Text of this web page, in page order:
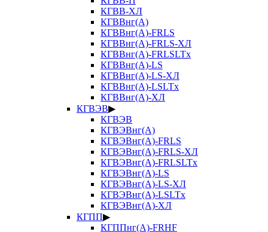
КГВВ-ХЛ
КГВВнг(А)
КГВВнг(А)-FRLS
КГВВнг(А)-FRLS-ХЛ
КГВВнг(А)-FRLSLTx
КГВВнг(А)-LS
КГВВнг(А)-LS-ХЛ
КГВВнг(А)-LSLTx
КГВВнг(А)-ХЛ
КГВЭВ▶
КГВЭВ
КГВЭВнг(А)
КГВЭВнг(А)-FRLS
КГВЭВнг(А)-FRLS-ХЛ
КГВЭВнг(А)-FRLSLTx
КГВЭВнг(А)-LS
КГВЭВнг(А)-LS-ХЛ
КГВЭВнг(А)-LSLTx
КГВЭВнг(А)-ХЛ
КГПП▶
КГППнг(А)-FRHF